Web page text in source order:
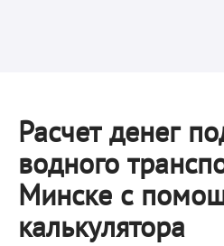
Расчет денег
водного
Минске с
калькулятора